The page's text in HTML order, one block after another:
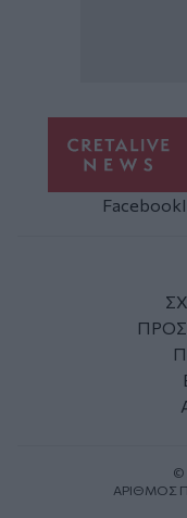
Facebook
©
ΑΡΙΘΜΟΣ